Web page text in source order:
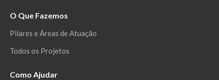
O Que Fazemos
Pilares e Áreas de Atuação
Todos os Projetos
Como Ajudar